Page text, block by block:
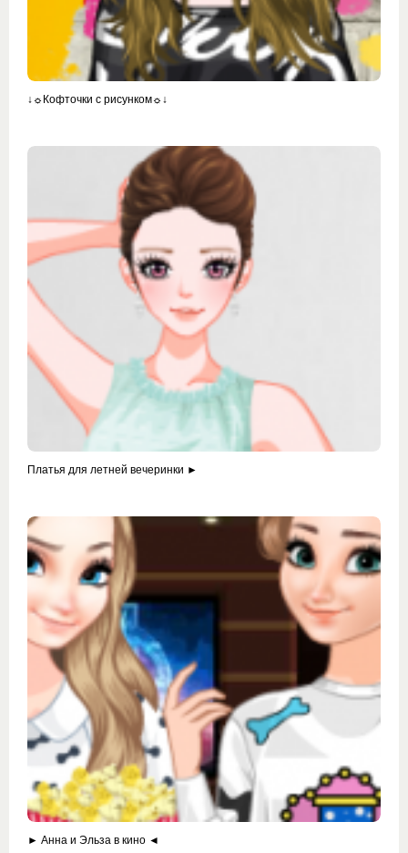
↓☼Кофточки с рисунком☼↓
Платья для летней вечеринки ►
► Анна и Эльза в кино ◄